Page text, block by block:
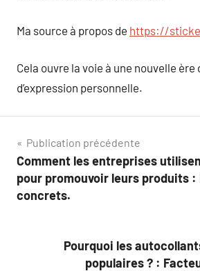
Ma source à propos de https://
Cela ouvre la voie à une nouvelle
d’expression personnelle.
Navigation
de
l’article
Publication précédente
Comment les entreprises
pour promouvoir leurs produits :
concrets.
Pourquoi les
populaires ? :